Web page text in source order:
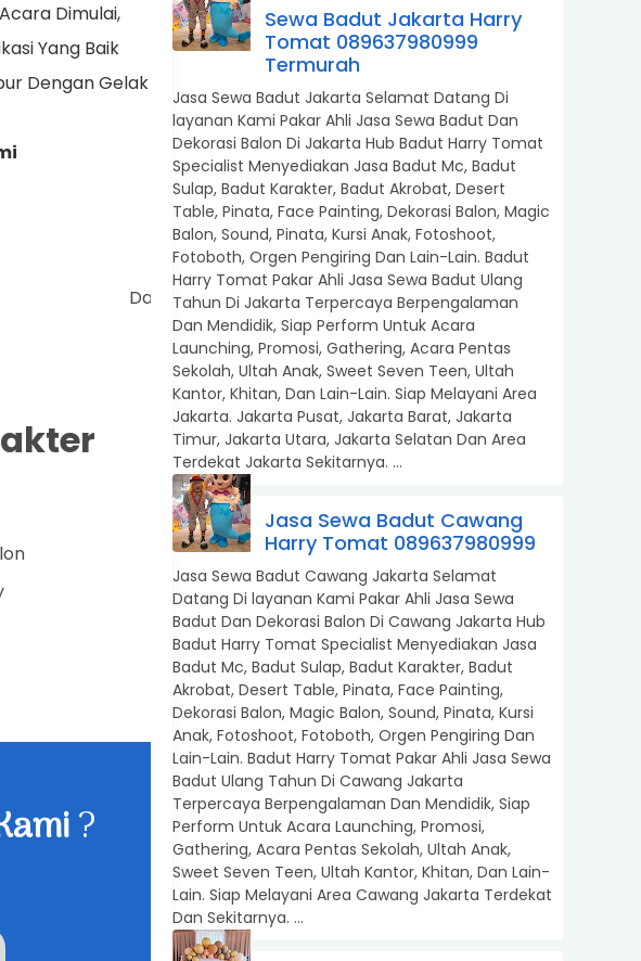
Dimulai,
Yang Baik
Dengan Gelak
Daftar Harga Kami Paling Bawah
?
Sewa Badut Jakarta Harry
Tomat 089637980999
Termurah
Jasa Sewa Badut Jakarta Selamat Datang Di
layanan Kami Pakar Ahli Jasa Sewa Badut Dan
Dekorasi Balon Di Jakarta Hub Badut Harry Tomat
Specialist Menyediakan Jasa Badut Mc, Badut
Sulap, Badut Karakter, Badut Akrobat, Desert
Table, Pinata, Face Painting, Dekorasi Balon, Magic
Balon, Sound, Pinata, Kursi Anak, Fotoshoot,
Fotoboth, Orgen Pengiring Dan Lain-Lain. Badut
Harry Tomat Pakar Ahli Jasa Sewa Badut Ulang
Tahun Di Jakarta Terpercaya Berpengalaman
Dan Mendidik, Siap Perform Untuk Acara
Launching, Promosi, Gathering, Acara Pentas
Sekolah, Ultah Anak, Sweet Seven Teen, Ultah
Kantor, Khitan, Dan Lain-Lain. Siap Melayani Area
Jakarta. Jakarta Pusat, Jakarta Barat, Jakarta
Timur, Jakarta Utara, Jakarta Selatan Dan Area
Terdekat Jakarta Sekitarnya. ...
Jasa Sewa Badut Cawang
Harry Tomat 089637980999
Jasa Sewa Badut Cawang Jakarta Selamat
Datang Di layanan Kami Pakar Ahli Jasa Sewa
Badut Dan Dekorasi Balon Di Cawang Jakarta Hub
Badut Harry Tomat Specialist Menyediakan Jasa
Badut Mc, Badut Sulap, Badut Karakter, Badut
Akrobat, Desert Table, Pinata, Face Painting,
Dekorasi Balon, Magic Balon, Sound, Pinata, Kursi
Anak, Fotoshoot, Fotoboth, Orgen Pengiring Dan
Lain-Lain. Badut Harry Tomat Pakar Ahli Jasa Sewa
Badut Ulang Tahun Di Cawang Jakarta
Terpercaya Berpengalaman Dan Mendidik, Siap
Perform Untuk Acara Launching, Promosi,
Gathering, Acara Pentas Sekolah, Ultah Anak,
Sweet Seven Teen, Ultah Kantor, Khitan, Dan Lain-
Lain. Siap Melayani Area Cawang Jakarta Terdekat
Dan Sekitarnya. ...